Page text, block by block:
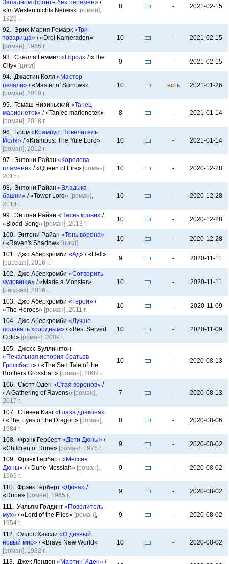
Западном фронте без перемен» /
«Im Westen nichts Neues» [роман],
1928 г.
8 - 2021-02-15
92. Эрих Мария Ремарк «Три
товарища» / «Drei Kameraden»
[роман], 1936 г.
10 - 2021-02-15
93. Стелла Геммел «Город» / «The
City» [цикл]
9 - 2021-02-15
94. Джастин Колл «Мастер
печали» / «Master of Sorrows»
[роман], 2019 г.
10 есть 2021-01-26
95. Томаш Низиньский «Танец
марионеток» / «Taniec marionetek»
[роман], 2018 г.
8 - 2021-01-14
96. Бром «Крампус, Повелитель
Йоля» / «Krampus: The Yule Lord»
[роман], 2012 г.
10 - 2021-01-14
97. Энтони Райан «Королева
пламени» / «Queen of Fire» [роман],
2015 г.
10 - 2020-12-28
98. Энтони Райан «Владыка
башни» / «Tower Lord» [роман],
2014 г.
10 - 2020-12-28
99. Энтони Райан «Песнь крови» /
«Blood Song» [роман], 2013 г.
10 - 2020-12-28
100. Энтони Райан «Тень ворона»
/ «Raven's Shadow» [цикл]
10 - 2020-12-28
101. Джо Аберкромби «Ад» / «Hell»
[рассказ], 2016 г.
9 - 2020-11-11
102. Джо Аберкромби «Сотворить
чудовище» / «Made a Monster»
[рассказ], 2016 г.
10 - 2020-11-11
103. Джо Аберкромби «Герои» /
«The Heroes» [роман], 2011 г.
10 - 2020-11-09
104. Джо Аберкромби «Лучше
подавать холодным» / «Best Served
Cold» [роман], 2009 г.
10 - 2020-11-09
105. Джесс Буллингтон
«Печальная история братьев
Гроссбарт» / «The Sad Tale of the
Brothers Grossbart» [роман], 2009 г.
10 - 2020-08-13
106. Скотт Оден «Стая воронов» /
«A Gathering of Ravens» [роман],
2017 г.
7 - 2020-08-13
107. Стивен Кинг «Глаза дракона»
/ «The Eyes of the Dragon» [роман],
1984 г.
8 - 2020-08-06
108. Фрэнк Герберт «Дети Дюны» /
«Children of Dune» [роман], 1976 г.
9 - 2020-08-02
109. Фрэнк Герберт «Мессия
Дюны» / «Dune Messiah» [роман],
1969 г.
9 - 2020-08-02
110. Фрэнк Герберт «Дюна» /
«Dune» [роман], 1965 г.
9 - 2020-08-02
111. Уильям Голдинг «Повелитель
мух» / «Lord of the Flies» [роман],
1954 г.
9 - 2020-08-02
112. Олдос Хаксли «О дивный
новый мир» / «Brave New World»
[роман], 1932 г.
10 - 2020-08-02
113. Джек Лондон «Мартин Иден» /